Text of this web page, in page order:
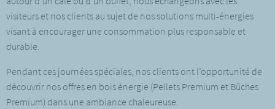
visiteurs et nos clients au sujet de nos solutions multi-énergies
visant à encourager une consommation plus responsable et
durable.
Pendant ces journées spéciales, nos clients ont l’opportunité de
découvrir nos offres en bois énergie (Pellets Premium et Bûches
Premium) dans une ambiance chaleureuse.